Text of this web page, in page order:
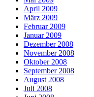
April 2009
März 2009
Februar 2009
Januar 2009
Dezember 2008
November 2008
Oktober 2008
September 2008
August 2008
Juli 2008